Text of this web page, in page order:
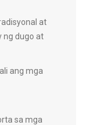
at
ng dugo at
ang mga
sa mga